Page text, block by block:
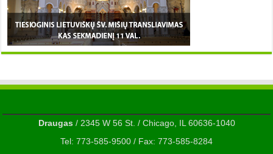
Draugas/ 2345 W 56 St. / Chicago, IL 60636-1040
Tel: 773-585-9500 / Fax: 773-585-8284